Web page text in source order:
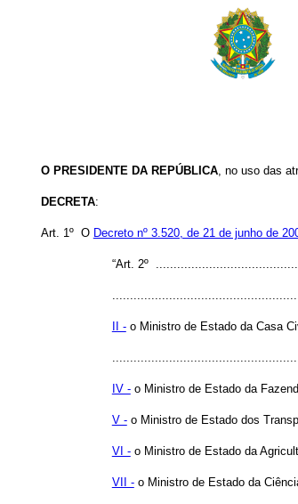
O PRESIDENTE DA REPÚBLICA, no uso das
DECRETA:
Art. 1º O Decreto nº 3.520, de 21 de junho de
“Art. 2º
II -o Ministro de Estado da Casa
IV -o Ministro de Estado da
V -o Ministro de Estado dos
VI -o Ministro de Estado da
VII -o Ministro de Estado da